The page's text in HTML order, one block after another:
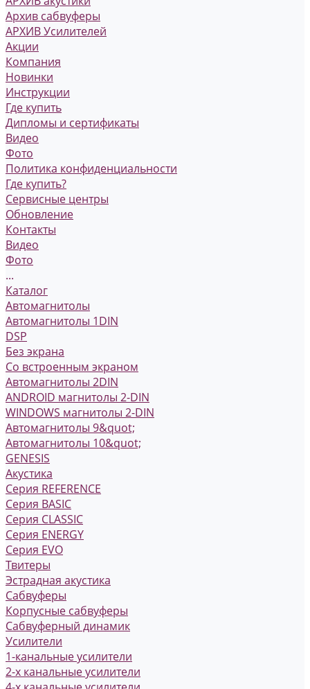
Архив сабвуферы
АРХИВ Усилителей
Акции
Компания
Новинки
Инструкции
Где купить
Дипломы и сертификаты
Видео
Фото
Политика конфиденциальности
Где купить?
Сервисные центры
Обновление
Контакты
Видео
Фото
...
Каталог
Автомагнитолы
Автомагнитолы 1DIN
DSP
Без экрана
Со встроенным экраном
Автомагнитолы 2DIN
ANDROID магнитолы 2-DIN
WINDOWS магнитолы 2-DIN
Автомагнитолы 9&quot;
Автомагнитолы 10&quot;
GENESIS
Акустика
Серия REFERENCE
Серия BASIC
Серия CLASSIC
Серия ENERGY
Серия EVO
Твитеры
Эстрадная акустика
Сабвуферы
Корпусные сабвуферы
Сабвуферный динамик
Усилители
1-канальные усилители
2-х канальные усилители